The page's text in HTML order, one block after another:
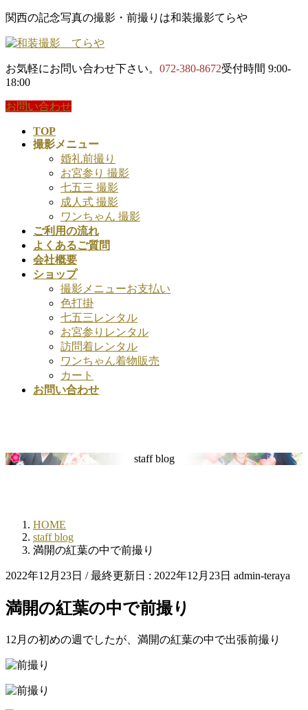
コ
テ
ツ
に
移
ナ
ゲ
シ
ョ
ン
関西の記念写真の撮影・前撮りは和装撮影てらや
お気軽にお問い合わせ下さい。 072-380-8672受付時間 9:00-
18:00
お問い合わせ
TOP
撮影メニュー
婚礼前撮り
お宮参り 撮影
七五三 撮影
成人式 撮影
ワンちゃん 撮影
ご利用の流れ
よくあるご質問
会社概要
ショップ
撮影メニューお支払い
色打掛
七五三レンタル
お宮参りレンタル
訪問着レンタル
ワンちゃん着物販売
カート
お問い合わせ
staff blog
HOME
staff blog
満開の紅葉の中で前撮り
2022年12月23日 / 最終更新日 : 2022年12月23日 admin-teraya
満開の紅葉の中で前撮り
12月の初めの週でしたが、満開の紅葉の中で出張前撮り